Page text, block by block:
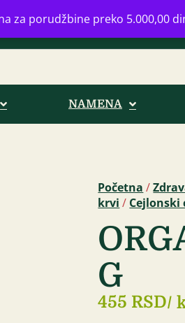
za porudžbine preko 5.000,00
+381 (0)11 770 39
NAMENA
Početna /
krvi / Cejlonski
G
455 RSD/